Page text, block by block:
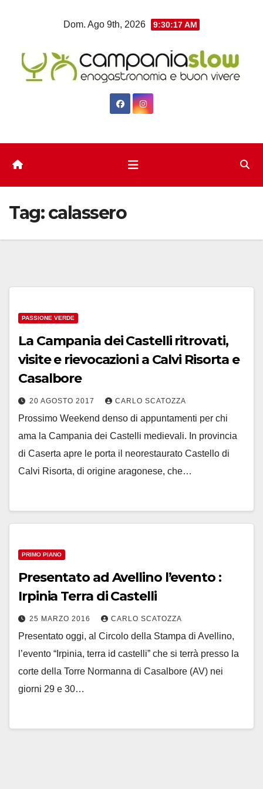
Dom. Ago 9th, 2026 9:30:17 AM
Tag:calassero
PASSIONE VERDE
La Campania dei Castelli ritrovati,
visite e rievocazioni a Calvi Risorta e
Casalbore
20 AGOSTO 2017 CARLO SCATOZZA
Prossimo Weekend denso di appuntamenti per chi
ama la Campania dei Castelli medievali. In provincia
di Caserta apre le porta il neorestaurato Castello di
Calvi Risorta, di origine aragonese, che…
PRIMO PIANO
Presentato ad Avellino l’evento :
Irpinia Terra di Castelli
25 MARZO 2016 CARLO SCATOZZA
Presentato oggi, al Circolo della Stampa di Avellino,
l’evento “Irpinia, terra id castelli” che si terrà presso la
corte della Torre Normanna di Casalbore (AV) nei
giorni 29 e 30…